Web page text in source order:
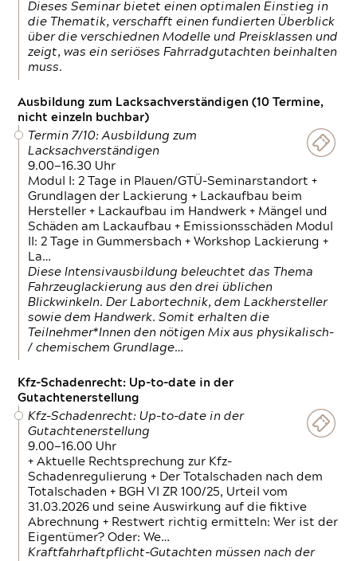
Dieses Seminar bietet einen optimalen Einstieg in
die Thematik, verschafft einen fundierten Überblick
über die verschiednen Modelle und Preisklassen und
zeigt, was ein seriöses Fahrradgutachten beinhalten
muss.
Ausbildung zum Lacksachverständigen (10 Termine,
nicht einzeln buchbar)
Termin 7/10: Ausbildung zum
Lacksachverständigen
9.00—16.30 Uhr
Modul I: 2 Tage in Plauen/GTÜ-Seminarstandort +
Grundlagen der Lackierung + Lackaufbau beim
Hersteller + Lackaufbau im Handwerk + Mängel und
Schäden am Lackaufbau + Emissionsschäden Modul
II: 2 Tage in Gummersbach + Workshop Lackierung +
La…
Diese Intensivausbildung beleuchtet das Thema
Fahrzeuglackierung aus den drei üblichen
Blickwinkeln. Der Labortechnik, dem Lackhersteller
sowie dem Handwerk. Somit erhalten die
Teilnehmer*Innen den nötigen Mix aus physikalisch-
/ chemischem Grundlage…
Kfz-Schadenrecht: Up-to-date in der
Gutachtenerstellung
Kfz-Schadenrecht: Up-to-date in der
Gutachtenerstellung
9.00—16.00 Uhr
+ Aktuelle Rechtsprechung zur Kfz-
Schadenregulierung + Der Totalschaden nach dem
Totalschaden + BGH VI ZR 100/25, Urteil vom
31.03.2026 und seine Auswirkung auf die fiktive
Abrechnung + Restwert richtig ermitteln: Wer ist der
Eigentümer? Oder: We…
Kraftfahrhaftpflicht-Gutachten müssen nach der